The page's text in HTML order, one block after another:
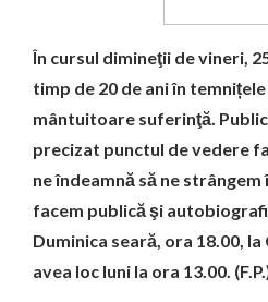
În cursul dimineţii de vineri,
timp de 20 de ani în
mântuitoare suferinţă.
precizat punctul de vedere
ne îndeamnă să ne
facem publică şi
Duminica seară, ora 18.00,
avea loc luni la ora 13.00.